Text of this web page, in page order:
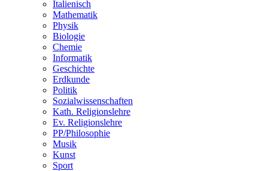
Italienisch
Mathematik
Physik
Biologie
Chemie
Informatik
Geschichte
Erdkunde
Politik
Sozialwissenschaften
Kath. Religionslehre
Ev. Religionslehre
PP/Philosophie
Musik
Kunst
Sport